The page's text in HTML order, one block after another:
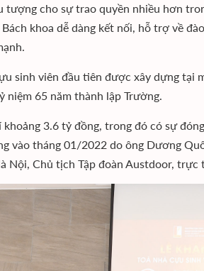
tượng cho sự trao quyền nhiều hơn
khoa dễ dàng kết nối, hỗ trợ về
sinh viên đầu tiên được xây dựng tại
niệm 65 năm thành lập Trường.
3.6 tỷ đồng, trong đó có sự
vào tháng 01/2022 do ông Dương
Nội, Chủ tịch Tập đoàn Austdoor,